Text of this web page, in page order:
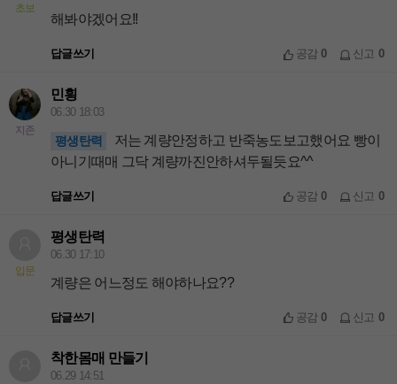
초보
해봐야겠어요!!
답글쓰기 공감0 신고 0
지존
민힁
06.30 18:03
평생탄력
저는 계량안정하고 반죽농도보고했어요 빵이
아니기때매 그닥 계량까진안하셔두될듯요^^
답글쓰기 공감0 신고 0
입문
평생탄력
06.30 17:10
계량은 어느정도 해야하나요??
답글쓰기 공감0 신고 0
착한몸매 만들기
06.29 14:51